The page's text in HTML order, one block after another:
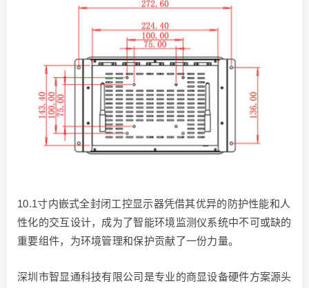
10.1寸内嵌式全封闭工控显示器凭借其优异的防护性能和人
性化的交互设计，成为了智能环境监测仪系统中不可或缺的
重要组件，为环境管理和保护贡献了一份力量。
深圳市智显通科技有限公司是专业的商显设备硬件方案源头